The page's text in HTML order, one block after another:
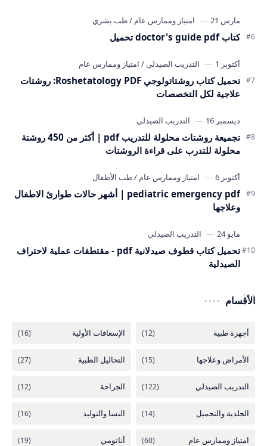
كتاب doctor's guide pdf تحميل
تحميل كتاب روشتاتولوجي Roshetatology PDF: روشتات
علاجية لكل التخصصات
تجميعة روشتات محلولة للتدريب pdf | أكثر من 450 روشتة
محلولة للتدرب على قراءة الروشتات
pediatric emergency pdf | أشهر حالات طوارئ الاطفال
وعلاجها
تحميل كتاب قطوف صيدلانية pdf - مقتطفات عملية لاحتراف
الصيدلية
الأقسام